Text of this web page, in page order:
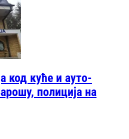
код куће и ауто-
полиција на